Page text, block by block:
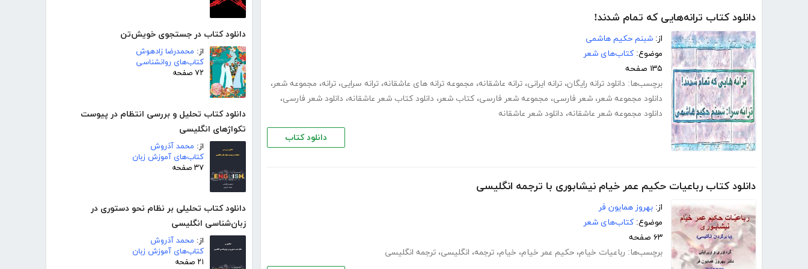
دانلود کتاب در جستجوی خویش‌تن
از: محمدرضا زادهوش
کتاب‌های روانشناسی
۷۲ صفحه
دانلود کتاب تحلیل و بررسی انتظام در پیوست
تکواژهای انگلیسی
از: محمد آذروش
کتاب‌های آموزش زبان
۳۷ صفحه
دانلود کتاب تحلیلی بر نظام نحو دستوری در
زبان‌شناسی انگلیسی
از: محمد آذروش
کتاب‌های آموزش زبان
۲۱ صفحه
دانلود کتاب ترانه‌هایی که تمام شدند!
از: شبنم حکیم هاشمی
موضوع: کتاب‌های شعر
۱۳۵ صفحه
برچسب‌ها: دانلود ترانه رایگان، ترانه ایرانی، ترانه عاشقانه، مجموعه ترانه های عاشقانه، ترانه سرایی، ترانه، مجموعه شعر،
دانلود مجموعه شعر، شعر فارسی، مجموعه شعر فارسی، کتاب شعر، دانلود کتاب شعر عاشقانه، دانلود شعر فارسی،
دانلود مجموعه شعر عاشقانه، دانلود شعر عاشقانه
دانلود کتاب
دانلود کتاب رباعیات حکیم عمر خیام نیشابوری با ترجمه انگلیسی
از: بهروز همایون فر
موضوع: کتاب‌های شعر
۶۳ صفحه
برچسب‌ها: رباعیات خیام، حکیم عمر خیام، خیام، ترجمه، انگلیسی، ترجمه انگلیسی